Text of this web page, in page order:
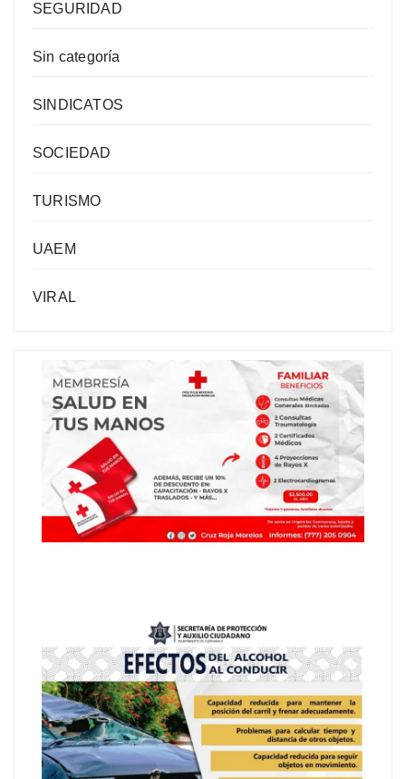
SEGURIDAD
Sin categoría
SINDICATOS
SOCIEDAD
TURISMO
UAEM
VIRAL